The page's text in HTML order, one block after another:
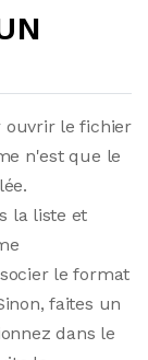
ouvrir le fichier
n'est que le
la liste et
le format
faites un
dans le